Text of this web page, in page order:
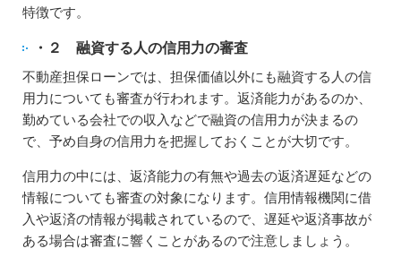
特徴です。
・２ 融資する人の信用力の審査
不動産担保ローンでは、担保価値以外にも融資する人の信
用力についても審査が行われます。返済能力があるのか、
勤めている会社での収入などで融資の信用力が決まるの
で、予め自身の信用力を把握しておくことが大切です。
信用力の中には、返済能力の有無や過去の返済遅延などの
情報についても審査の対象になります。信用情報機関に借
入や返済の情報が掲載されているので、遅延や返済事故が
ある場合は審査に響くことがあるので注意しましょう。